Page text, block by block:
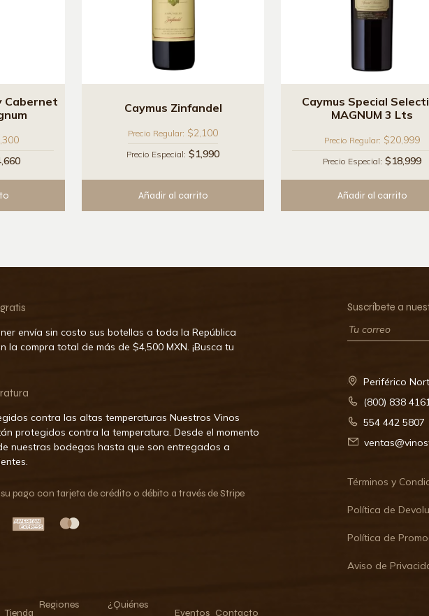
Cabernet
Caymus Zinfandel
Precio Regular: $2,100
Precio Especial: $1,990
Añadir al carrito
Caymus Special
MAGNUM 3 Lts
Precio Regular: $20,999
Precio Especial: $18,999
Añadir al carrito
envía sin costo sus botellas a toda la República
la compra total de más de $4,500 MXN. ¡Busca tu
contra las altas temperaturas Nuestros Vinos
protegidos contra la temperatura. Desde el momento
nuestras bodegas hasta que son entregados a
pago con tarjeta de crédito o débito a través de Stripe
Periférico
(800) 838
554 442 5807
Términos y
Política de
Política de
Aviso de
Suscríbete a
Tienda
Regiones
¿Quiénes
Eventos Contacto